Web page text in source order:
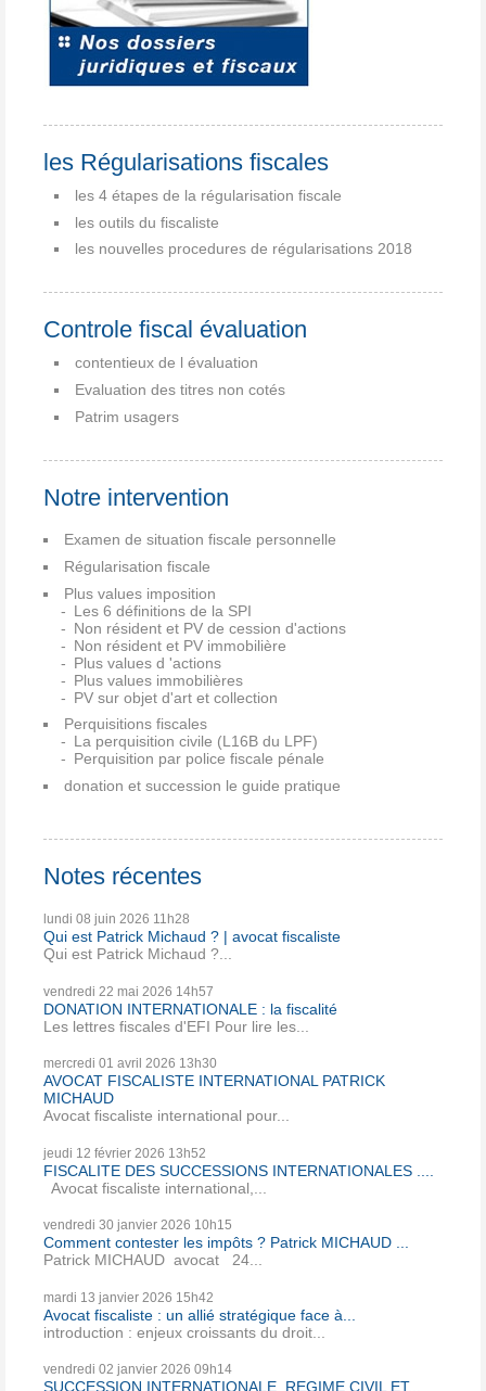
les Régularisations fiscales
les 4 étapes de la régularisation fiscale
les outils du fiscaliste
les nouvelles procedures de régularisations 2018
Controle fiscal évaluation
contentieux de l évaluation
Evaluation des titres non cotés
Patrim usagers
Notre intervention
Examen de situation fiscale personnelle
Régularisation fiscale
Plus values imposition
Les 6 définitions de la SPI
Non résident et PV de cession d'actions
Non résident et PV immobilière
Plus values d 'actions
Plus values immobilières
PV sur objet d'art et collection
Perquisitions fiscales
La perquisition civile (L16B du LPF)
Perquisition par police fiscale pénale
donation et succession le guide pratique
Notes récentes
lundi 08 juin 2026 11h28
Qui est Patrick Michaud ? | avocat fiscaliste
Qui est Patrick Michaud ?...
vendredi 22 mai 2026 14h57
DONATION INTERNATIONALE : la fiscalité
Les lettres fiscales d'EFI Pour lire les...
mercredi 01 avril 2026 13h30
AVOCAT FISCALISTE INTERNATIONAL PATRICK
MICHAUD
Avocat fiscaliste international pour...
jeudi 12 février 2026 13h52
FISCALITE DES SUCCESSIONS INTERNATIONALES ....
Avocat fiscaliste international,...
vendredi 30 janvier 2026 10h15
Comment contester les impôts ? Patrick MICHAUD ...
Patrick MICHAUD avocat 24...
mardi 13 janvier 2026 15h42
Avocat fiscaliste : un allié stratégique face à...
introduction : enjeux croissants du droit...
vendredi 02 janvier 2026 09h14
SUCCESSION INTERNATIONALE REGIME CIVIL ET...